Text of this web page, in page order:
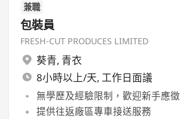
兼職
包裝員
FRESH-CUT PRODUCES LIMITED
葵青, 青衣
8小時以上/天, 工作日面議
無學歷及經驗限制，歡迎新手應徵
提供往返廠區專車接送服務